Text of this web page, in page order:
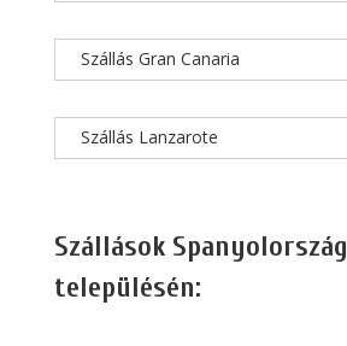
Szállás Gran Canaria
Szállás Lanzarote
Szállások
településén: